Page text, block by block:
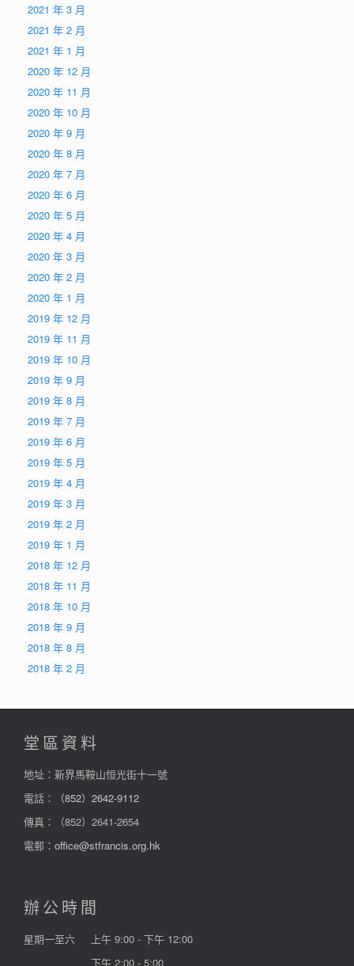
2021 年 3 月
2021 年 2 月
2021 年 1 月
2020 年 12 月
2020 年 11 月
2020 年 10 月
2020 年 9 月
2020 年 8 月
2020 年 7 月
2020 年 6 月
2020 年 5 月
2020 年 4 月
2020 年 3 月
2020 年 2 月
2020 年 1 月
2019 年 12 月
2019 年 11 月
2019 年 10 月
2019 年 9 月
2019 年 8 月
2019 年 7 月
2019 年 6 月
2019 年 5 月
2019 年 4 月
2019 年 3 月
2019 年 2 月
2019 年 1 月
2018 年 12 月
2018 年 11 月
2018 年 10 月
2018 年 9 月
2018 年 8 月
2018 年 2 月
堂區資料
地址：新界馬鞍山恒光街十一號
電話：
（852）2642-9112
傳真：（852）2641-2654
電郵： office@stfrancis.org.hk
辦公時間
星期一至六
上午 9:00 - 下午 12:00
下午 2:00 - 5:00